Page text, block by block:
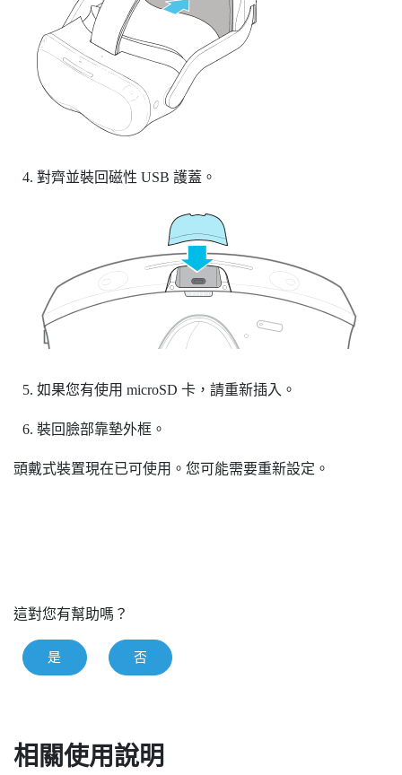
對齊並裝回磁性 USB 護蓋。
如果您有使用 microSD 卡，請重新插入。
裝回臉部靠墊外框。
頭戴式裝置現在已可使用。您可能需要重新設定。
這對您有幫助嗎？
是 否
相關使用說明